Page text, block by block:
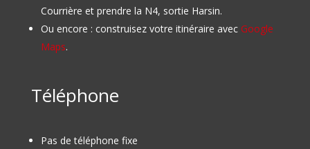
Courrière et prendre la N4, sortie Harsin.
Ou encore : construisez votre itinéraire avec Google
Maps.
Téléphone
Pas de téléphone fixe